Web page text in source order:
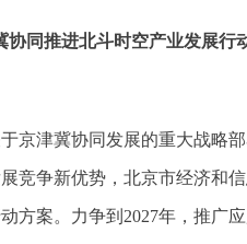
协同推进北斗时空产业发展行
京津冀协同发展的重大战略
竞争新优势，北京市经济和
方案。力争到2027年，推广